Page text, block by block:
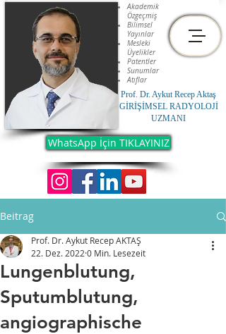
Prof. Dr. Aykut Recep Aktaş
GİRİŞİMSEL RADYOLOJİ
UZMANI
WhatsApp İçin TIKLAYINIZ
Akademik
Özgeçmiş
Bilimsel
Yayınlar
Mesleki
Üyelikler
Patentler
Sunumlar
Atıflar
Beitrag
Lungenblutung,
Sputumblutung,
angiographische
Prof. Dr. Aykut Recep AKTAŞ
22. Dez. 2022 0 Min. Lesezeit